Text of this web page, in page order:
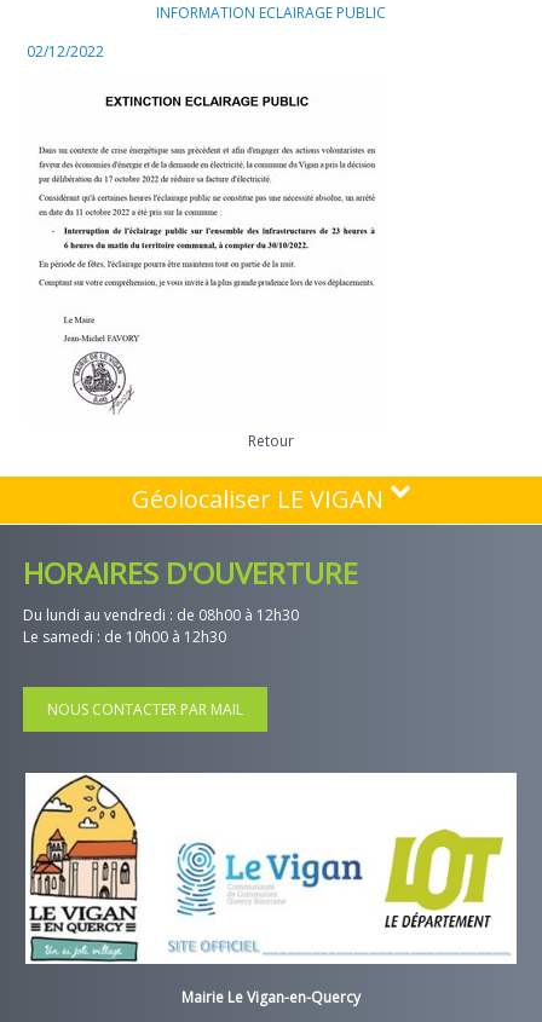
INFORMATION ECLAIRAGE PUBLIC
02/12/2022
Retour
Géolocaliser LE VIGAN
HORAIRES D'OUVERTURE
Du lundi au vendredi : de 08h00 à 12h30
Le samedi : de 10h00 à 12h30
NOUS CONTACTER PAR MAIL
Mairie Le Vigan-en-Quercy